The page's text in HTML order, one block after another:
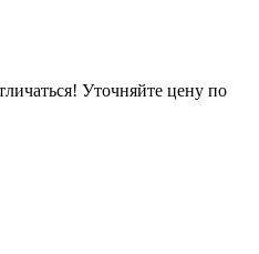
Уточняйте цену по